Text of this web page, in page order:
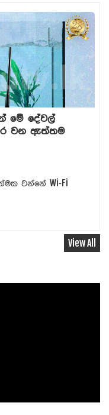
මේ දේවල්
වන ඇත්තම
වන්නේ Wi‑Fi
View All